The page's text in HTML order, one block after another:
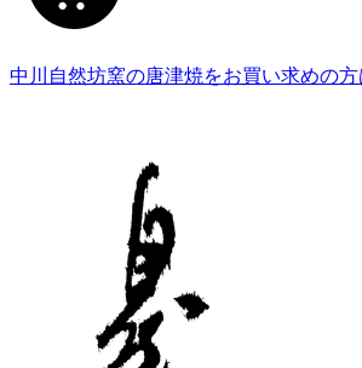
中川自然坊窯の唐津焼をお買い求めの